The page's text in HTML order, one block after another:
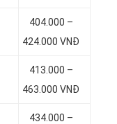
404.000 –
424.000 VNĐ
413.000 –
463.000 VNĐ
434.000 –